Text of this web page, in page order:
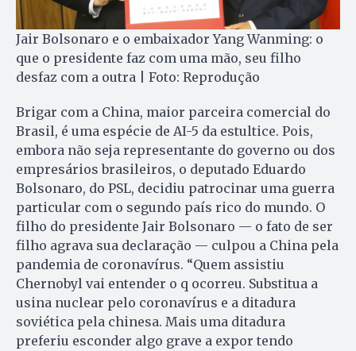
Jair Bolsonaro e o embaixador Yang Wanming: o
que o presidente faz com uma mão, seu filho
desfaz com a outra | Foto: Reprodução
Brigar com a China, maior parceira comercial do
Brasil, é uma espécie de AI-5 da estultice. Pois,
embora não seja representante do governo ou dos
empresários brasileiros, o deputado Eduardo
Bolsonaro, do PSL, decidiu patrocinar uma guerra
particular com o segundo país rico do mundo. O
filho do presidente Jair Bolsonaro — o fato de ser
filho agrava sua declaração — culpou a China pela
pandemia de coronavírus. “Quem assistiu
Chernobyl vai entender o q ocorreu. Substitua a
usina nuclear pelo coronavírus e a ditadura
soviética pela chinesa. Mais uma ditadura
preferiu esconder algo grave a expor tendo